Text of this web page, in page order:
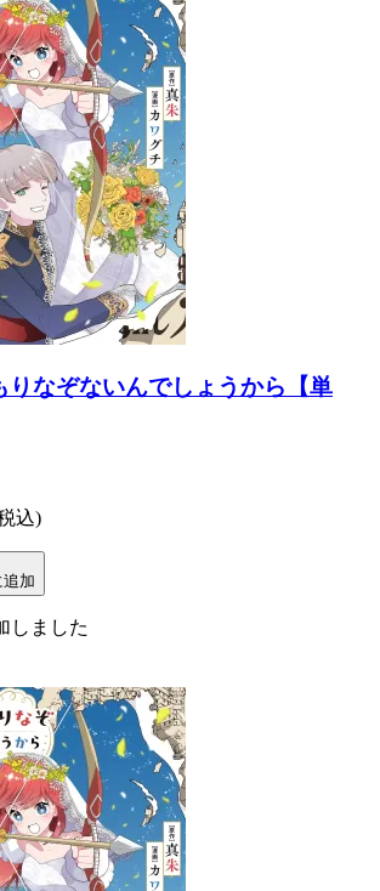
りなぞないんでしょうから【単
込)
追加
しました